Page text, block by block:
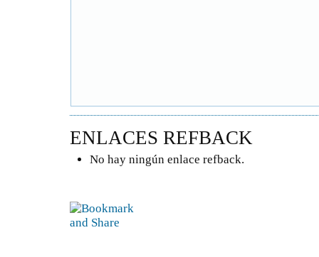
ENLACES REFBACK
No hay ningún enlace refback.